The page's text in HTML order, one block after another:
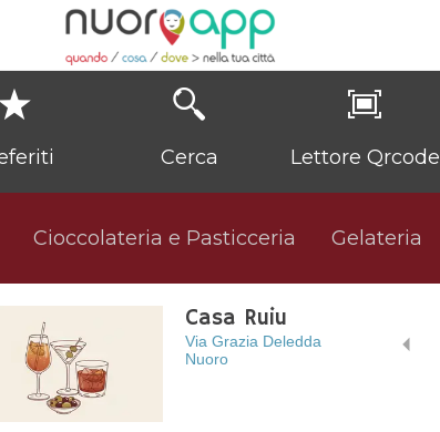
Cerca Lettore Qrcode
Cioccolateria e Pasticceria Gelateria
Casa Ruiu
Via Grazia Deledda
Nuoro